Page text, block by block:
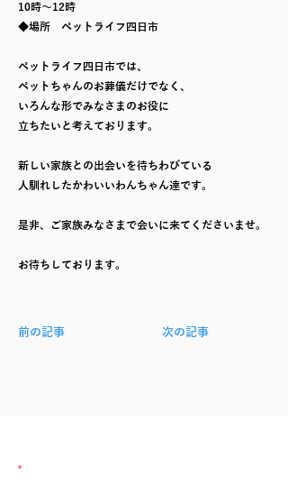
10時～12時
◆場所 ペットライフ四日市
ペットライフ四日市では、
ペットちゃんのお葬儀だけでなく、
いろんな形でみなさまのお役に
立ちたいと考えております。
新しい家族との出会いを待ちわびている
人馴れしたかわいいわんちゃん達です。
是非、ご家族みなさまで会いに来てくださいませ。
お待ちしております。
前の記事 次の記事